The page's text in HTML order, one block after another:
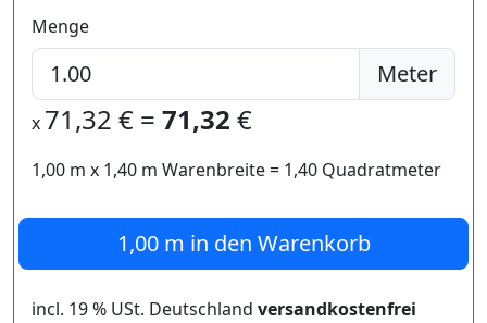
Menge
Meter
x 71,32 € = 71,32 €
1,00 m x 1,40 m Warenbreite = 1,40 Quadratmeter
1,00 m in den Warenkorb
incl. 19 % USt. Deutschland versandkostenfrei